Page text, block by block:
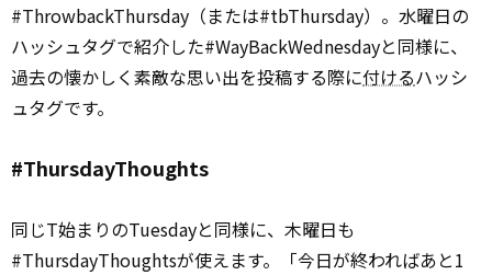
#ThrowbackThursday（または#tbThursday）。水曜日の
ハッシュタグで紹介した#WayBackWednesdayと同様に、
過去の懐かしく素敵な思い出を投稿する際に付けるハッシ
ュタグです。
#ThursdayThoughts
同じT始まりのTuesdayと同様に、木曜日も
#ThursdayThoughtsが使えます。「今日が終わればあと1